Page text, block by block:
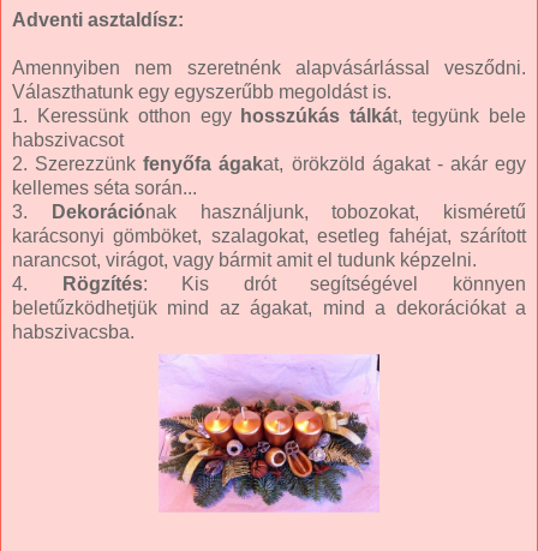
Adventi asztaldísz:
Amennyiben nem szeretnénk alapvásárlással vesződni.
Választhatunk egy egyszerűbb megoldást is.
1. Keressünk otthon egy hosszúkás tálkát, tegyünk bele
habszivacsot
2. Szerezzünkfenyőfa ágakat, örökzöld ágakat - akár egy
kellemes séta során...
3.
Dekorációnak használjunk, tobozokat, kisméretű
karácsonyi gömböket, szalagokat, esetleg fahéjat, szárított
narancsot, virágot, vagy bármit amit el tudunk képzelni.
4.
Rögzítés: Kis drót segítségével könnyen
beletűzködhetjük mind az ágakat, mind a dekorációkat a
habszivacsba.